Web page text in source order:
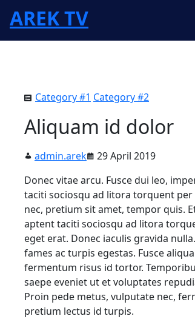
AREK TV
Category #1 Category #2
Aliquam id dolor
admin.arek
29 April 2019
Donec vitae arcu. Fusce dui leo,
taciti sociosqu ad litora torquent per
nec, pretium sit amet, tempor quis.
aptent taciti sociosqu ad litora
eget erat. Donec iaculis gravida
fames ac turpis egestas. Fusce
fermentum risus id tortor.
saepe eveniet ut et voluptates
Proin pede metus, vulputate nec,
pretium lectus id turpis.